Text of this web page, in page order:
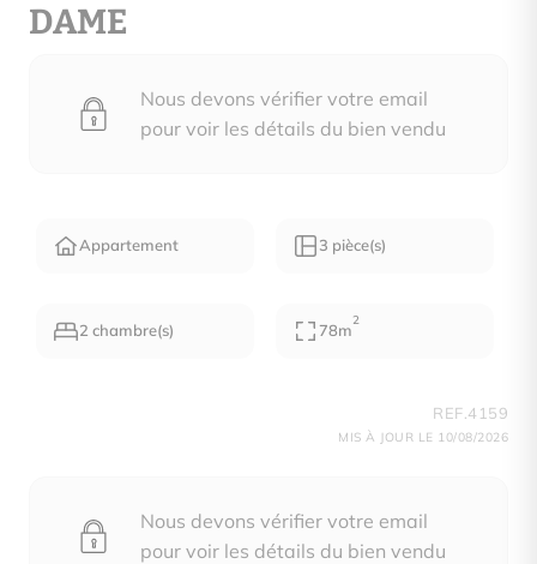
DAME
Nous devons vérifier votre email
pour voir les détails du bien vendu
Appartement 3 pièce(s)
2 chambre(s) 78m
2
REF.4159
MIS À JOUR LE 10/08/2026
Nous devons vérifier votre email
pour voir les détails du bien vendu